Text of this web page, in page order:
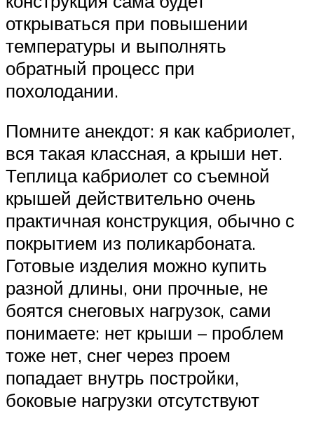
открываться при повышении
температуры и выполнять
обратный процесс при
похолодании.
Помните анекдот: я как кабриолет,
вся такая классная, а крыши нет.
Теплица кабриолет со съемной
крышей действительно очень
практичная конструкция, обычно с
покрытием из поликарбоната.
Готовые изделия можно купить
разной длины, они прочные, не
боятся снеговых нагрузок, сами
понимаете: нет крыши – проблем
тоже нет, снег через проем
попадает внутрь постройки,
боковые нагрузки отсутствуют